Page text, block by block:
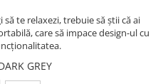
te relaxezi, trebuie să știi că ai
care să impace design-ul cu
GREY